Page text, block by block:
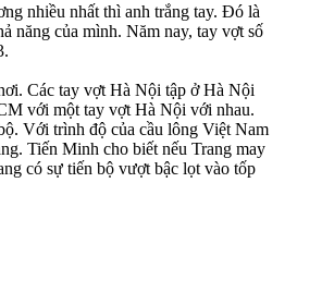
nhiều nhất thì anh trắng tay. Đó là
năng của mình. Năm nay, tay vợt số
Các tay vợt Hà Nội tập ở Hà Nội
với một tay vợt Hà Nội với nhau.
Với trình độ của cầu lông Việt Nam
Tiến Minh cho biết nếu Trang may
có sự tiến bộ vượt bậc lọt vào tốp